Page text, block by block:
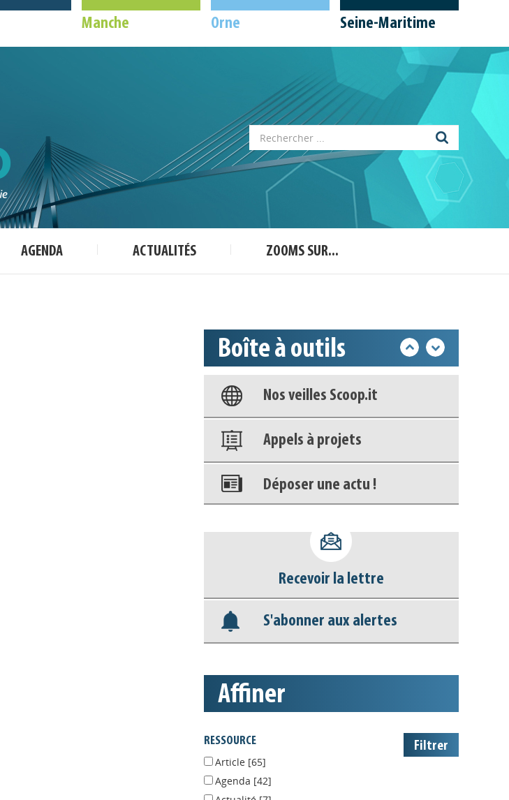
Manche Orne Seine-Maritime
AGENDA ACTUALITÉS ZOOMS SUR...
Boîte à outils
Appels à projets
Déposer une actu !
Accéder à son compte - (Se
déconnecter)
Nos veilles Scoop.it
Appels à projets
Déposer une actu !
Accéder à son compte - (Se
déconnecter)
Base documentaire
affiner
RESSOURCE
Article
[65]
Agenda[42]